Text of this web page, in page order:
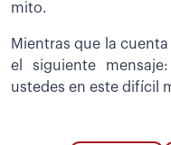
mito.
Mientras que la
el siguiente
ustedes en este difícil